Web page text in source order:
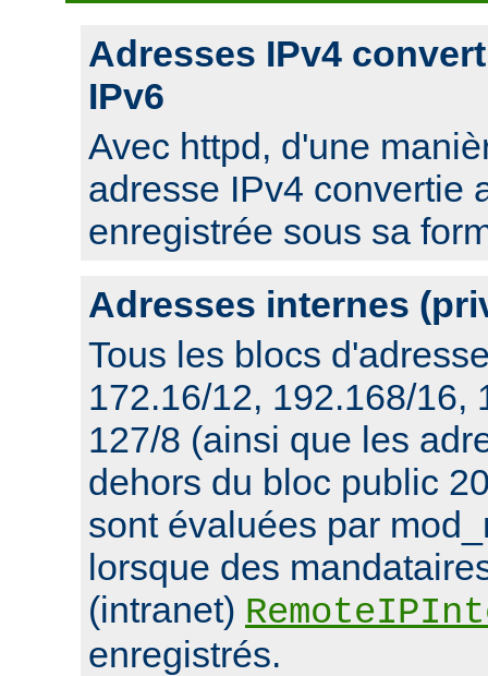
Adresses IPv4
IPv6
Avec httpd, d'une
adresse IPv4 convertie
enregistrée sous sa
Adresses internes
Tous les blocs
172.16/12, 192.168/16,
127/8 (ainsi que les
dehors du bloc public
sont évaluées par
lorsque des
(intranet)
enregistrés.